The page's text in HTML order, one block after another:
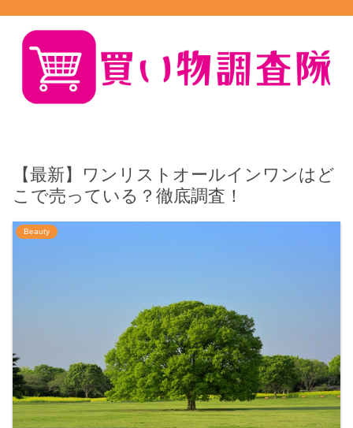
【最新】ワンリストオールインワンはど
こで売っている？徹底調査！
Beauty